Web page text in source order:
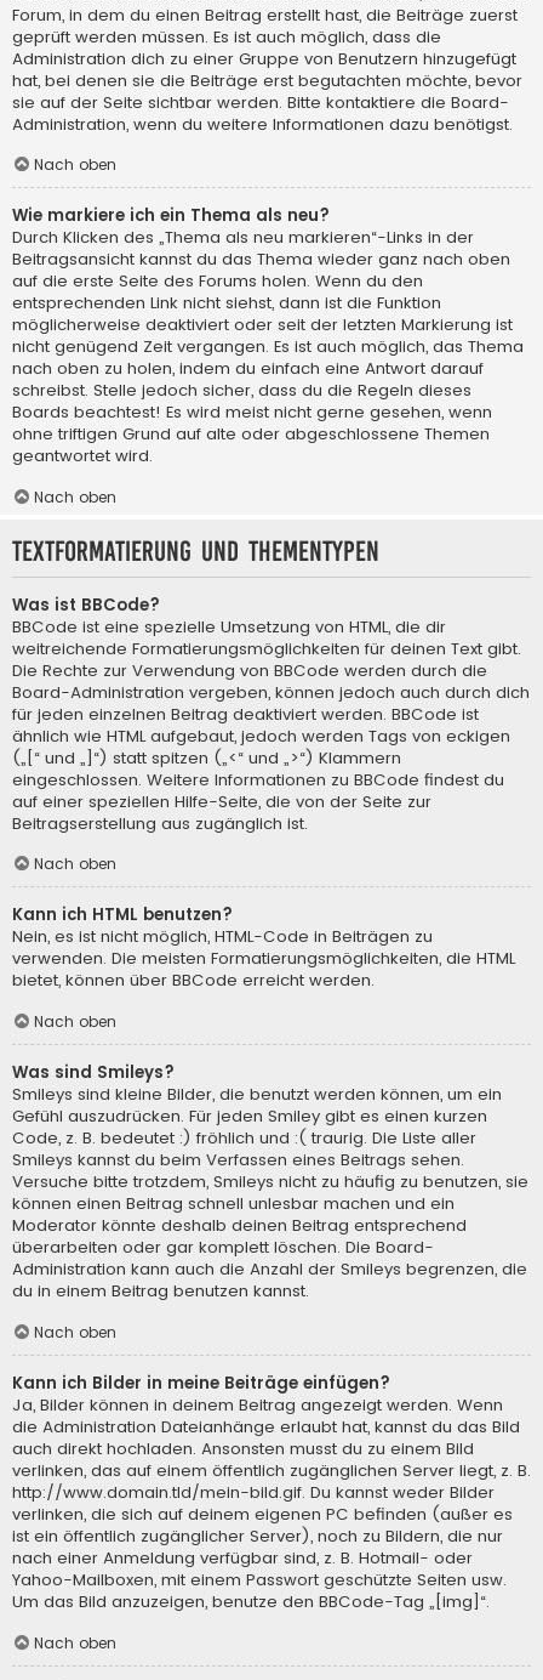
Forum, in dem du einen Beitrag erstellt hast, die Beiträge zuerst
geprüft werden müssen. Es ist auch möglich, dass die
Administration dich zu einer Gruppe von Benutzern hinzugefügt
hat, bei denen sie die Beiträge erst begutachten möchte, bevor
sie auf der Seite sichtbar werden. Bitte kontaktiere die Board-
Administration, wenn du weitere Informationen dazu benötigst.
Nach oben
Wie markiere ich ein Thema als neu?
Durch Klicken des „Thema als neu markieren“-Links in der
Beitragsansicht kannst du das Thema wieder ganz nach oben
auf die erste Seite des Forums holen. Wenn du den
entsprechenden Link nicht siehst, dann ist die Funktion
möglicherweise deaktiviert oder seit der letzten Markierung ist
nicht genügend Zeit vergangen. Es ist auch möglich, das Thema
nach oben zu holen, indem du einfach eine Antwort darauf
schreibst. Stelle jedoch sicher, dass du die Regeln dieses
Boards beachtest! Es wird meist nicht gerne gesehen, wenn
ohne triftigen Grund auf alte oder abgeschlossene Themen
geantwortet wird.
Nach oben
Textformatierung und Thementypen
Was ist BBCode?
BBCode ist eine spezielle Umsetzung von HTML, die dir
weitreichende Formatierungsmöglichkeiten für deinen Text gibt.
Die Rechte zur Verwendung von BBCode werden durch die
Board-Administration vergeben, können jedoch auch durch dich
für jeden einzelnen Beitrag deaktiviert werden. BBCode ist
ähnlich wie HTML aufgebaut, jedoch werden Tags von eckigen
(„[“ und „]“) statt spitzen („<“ und „>“) Klammern
eingeschlossen. Weitere Informationen zu BBCode findest du
auf einer speziellen Hilfe-Seite, die von der Seite zur
Beitragserstellung aus zugänglich ist.
Nach oben
Kann ich HTML benutzen?
Nein, es ist nicht möglich, HTML-Code in Beiträgen zu
verwenden. Die meisten Formatierungsmöglichkeiten, die HTML
bietet, können über BBCode erreicht werden.
Nach oben
Was sind Smileys?
Smileys sind kleine Bilder, die benutzt werden können, um ein
Gefühl auszudrücken. Für jeden Smiley gibt es einen kurzen
Code, z. B. bedeutet :) fröhlich und :( traurig. Die Liste aller
Smileys kannst du beim Verfassen eines Beitrags sehen.
Versuche bitte trotzdem, Smileys nicht zu häufig zu benutzen, sie
können einen Beitrag schnell unlesbar machen und ein
Moderator könnte deshalb deinen Beitrag entsprechend
überarbeiten oder gar komplett löschen. Die Board-
Administration kann auch die Anzahl der Smileys begrenzen, die
du in einem Beitrag benutzen kannst.
Nach oben
Kann ich Bilder in meine Beiträge einfügen?
Ja, Bilder können in deinem Beitrag angezeigt werden. Wenn
die Administration Dateianhänge erlaubt hat, kannst du das Bild
auch direkt hochladen. Ansonsten musst du zu einem Bild
verlinken, das auf einem öffentlich zugänglichen Server liegt, z. B.
http://www.domain.tld/mein-bild.gif. Du kannst weder Bilder
verlinken, die sich auf deinem eigenen PC befinden (außer es
ist ein öffentlich zugänglicher Server), noch zu Bildern, die nur
nach einer Anmeldung verfügbar sind, z. B. Hotmail- oder
Yahoo-Mailboxen, mit einem Passwort geschützte Seiten usw.
Um das Bild anzuzeigen, benutze den BBCode-Tag „[img]“.
Nach oben